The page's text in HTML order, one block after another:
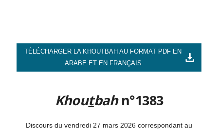
TÉLÉCHARGER LA KHOUTBAH AU FORMAT PDF EN
ARABE ET EN FRANÇAIS
Khoutbahn°1383
Discours du vendredi 27 mars 2026 correspondant au